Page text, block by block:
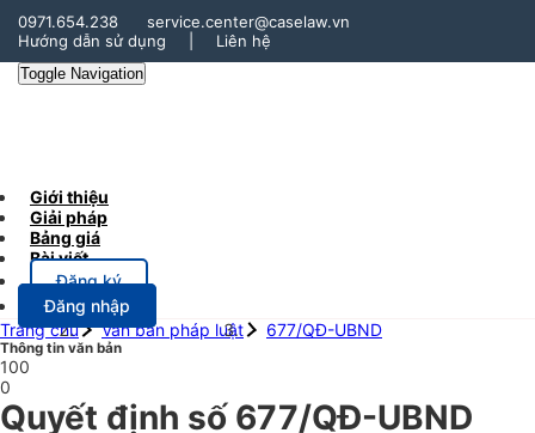
0971.654.238
service.center@caselaw.vn
Hướng dẫn sử dụng
Liên hệ
Toggle Navigation
Giới thiệu
Giải pháp
Bảng giá
Bài viết
Đăng ký
Đăng nhập
Trang chủ
Văn bản pháp luật 677/QĐ-UBND
Thông tin văn bản
100
0
Quyết định số 677/QĐ-UBND